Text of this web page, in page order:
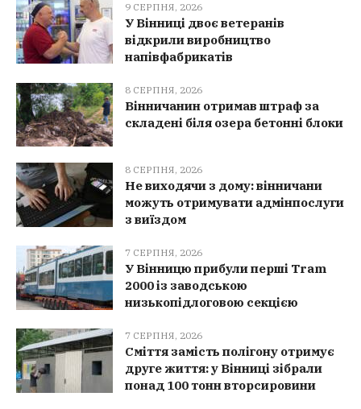
9 СЕРПНЯ, 2026
У Вінниці двоє ветеранів
відкрили виробництво
напівфабрикатів
8 СЕРПНЯ, 2026
Вінничанин отримав штраф за
складені біля озера бетонні блоки
8 СЕРПНЯ, 2026
Не виходячи з дому: вінничани
можуть отримувати адмінпослуги
з виїздом
7 СЕРПНЯ, 2026
У Вінницю прибули перші Tram
2000 із заводською
низькопідлоговою секцією
7 СЕРПНЯ, 2026
Сміття замість полігону отримує
друге життя: у Вінниці зібрали
понад 100 тонн вторсировини